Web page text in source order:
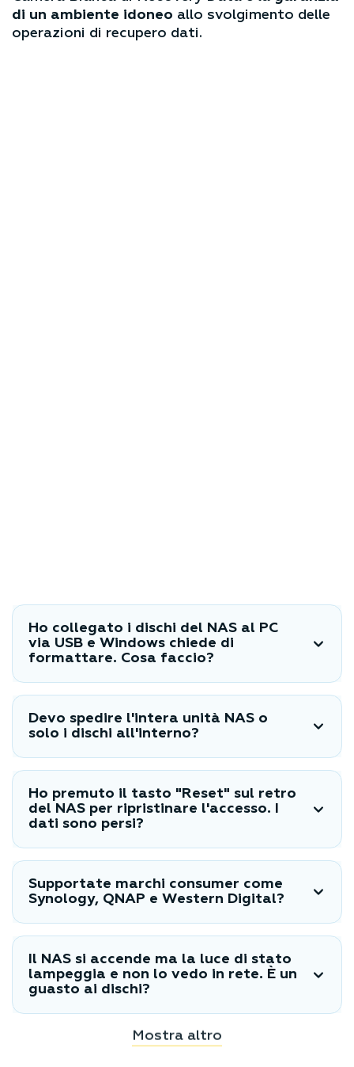
Camera Bianca di Recovery Data è lagaranzia
di un ambiente idoneoallo svolgimento delle
Ho collegato i dischi del NAS al PC
via USB e Windows chiede di
Devo spedire l'intera unità NAS o
Ho premuto il tasto "Reset" sul retro
del NAS per ripristinare l'accesso. I
Supportate marchi consumer come
Il NAS si accende ma la luce di stato
lampeggia e non lo vedo in rete. È un
Mostra altro